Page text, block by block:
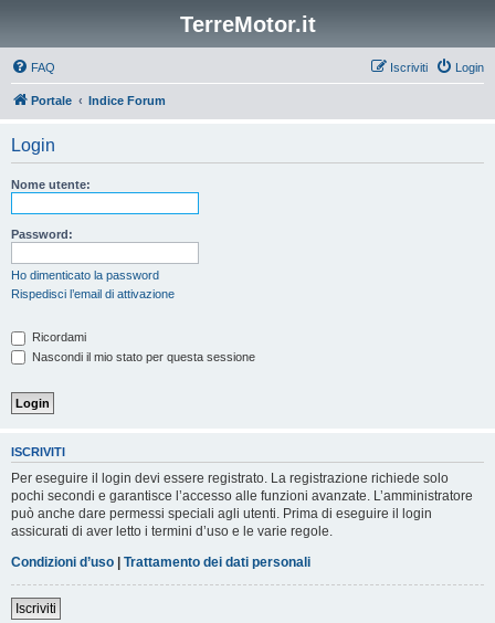
TerreMotor.it
FAQ Login
Iscriviti
Portale Indice Forum
Login
Nome utente:
Password:
Ho dimenticato la password
Rispedisci l’email di attivazione
Ricordami
Nascondi il mio stato per questa sessione
ISCRIVITI
Per eseguire il login devi essere registrato. La registrazione richiede solo
pochi secondi e garantisce l’accesso alle funzioni avanzate. L’amministratore
può anche dare permessi speciali agli utenti. Prima di eseguire il login
assicurati di aver letto i termini d’uso e le varie regole.
Condizioni d’uso | Trattamento dei dati personali
Iscriviti